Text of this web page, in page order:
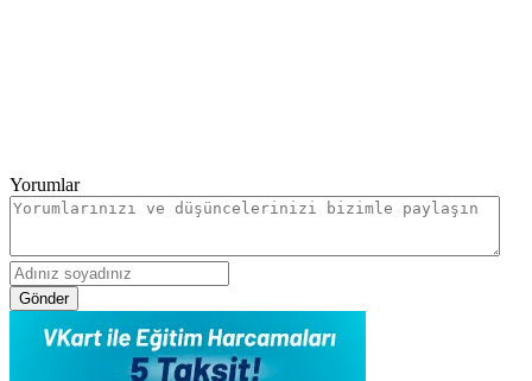
Yorumlar
Gönder